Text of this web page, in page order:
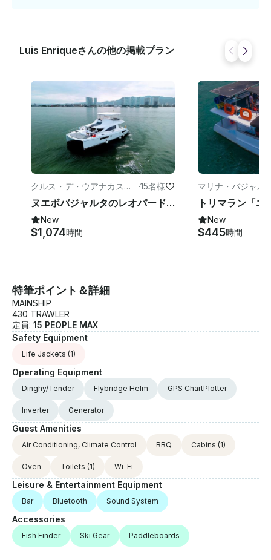
Luis Enriqueさんの他の掲載プラン
クルス・デ・ウアナカスト
レのパワーボート
·15名様
ヌエボバジャルタのレオパード51フィートプライベートカタマランチャーター（最大15名様）
New
$1,074時間
マリナ・バジャル
ト
New
$445時間
特筆ポイント＆詳細
MAINSHIP
430 TRAWLER
定員: 15 PEOPLE MAX
Safety Equipment
Life Jackets (1)
Operating Equipment
Dinghy/Tender Flybridge Helm GPS ChartPlotter
Inverter Generator
Guest Amenities
Air Conditioning, Climate Control BBQ Cabins (1)
Oven Toilets (1) Wi-Fi
Leisure & Entertainment Equipment
Bar Bluetooth Sound System
Accessories
Fish Finder Ski Gear Paddleboards